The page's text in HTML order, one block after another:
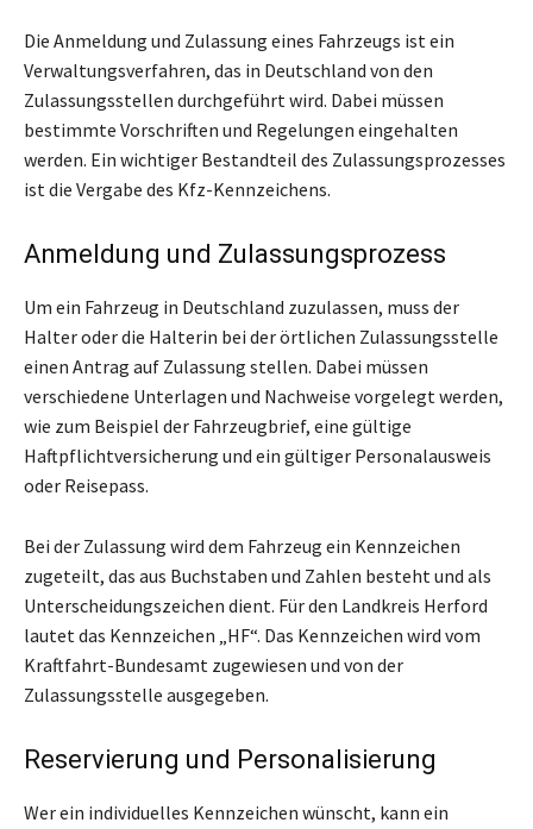
Die Anmeldung und Zulassung eines Fahrzeugs ist ein
Verwaltungsverfahren, das in Deutschland von den
Zulassungsstellen durchgeführt wird. Dabei müssen
bestimmte Vorschriften und Regelungen eingehalten
werden. Ein wichtiger Bestandteil des Zulassungsprozesses
ist die Vergabe des Kfz-Kennzeichens.
Anmeldung und Zulassungsprozess
Um ein Fahrzeug in Deutschland zuzulassen, muss der
Halter oder die Halterin bei der örtlichen Zulassungsstelle
einen Antrag auf Zulassung stellen. Dabei müssen
verschiedene Unterlagen und Nachweise vorgelegt werden,
wie zum Beispiel der Fahrzeugbrief, eine gültige
Haftpflichtversicherung und ein gültiger Personalausweis
oder Reisepass.
Bei der Zulassung wird dem Fahrzeug ein Kennzeichen
zugeteilt, das aus Buchstaben und Zahlen besteht und als
Unterscheidungszeichen dient. Für den Landkreis Herford
lautet das Kennzeichen „HF“. Das Kennzeichen wird vom
Kraftfahrt-Bundesamt zugewiesen und von der
Zulassungsstelle ausgegeben.
Reservierung und Personalisierung
Wer ein individuelles Kennzeichen wünscht, kann ein